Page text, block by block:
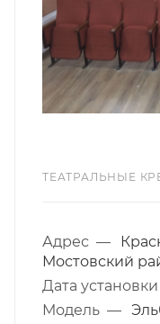
ТЕАТРАЛЬНЫЕ
Адрес —
Мостовский
Дата установки
Модель —